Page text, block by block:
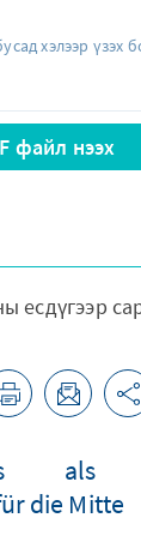
хэлээр үзэх
файл нээх
есдүгээр
als
die Mitte